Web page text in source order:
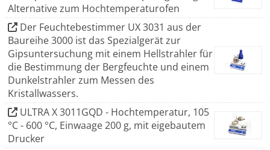
Feuchtebestimmern für verschiedene Anwendungen an,
darunter Geräte für hohe Temperaturen bis zu 600 °C,
Gipsuntersuchungen und die Bestimmung des
Metallgehalts in Spänen. Die Produkte zeichnen sich
durch Präzisions-Wägetechnik, einfache Bedienung,
robuste Bauweise und ein gutes Preis-Leistungs-
Verhältnis aus.
Alternative zum Hochtemperaturofen
Der Feuchtebestimmer UX 3031 aus der
Baureihe 3000 ist das Spezialgerät zur
Gipsuntersuchung mit einem Hellstrahler für
die Bestimmung der Bergfeuchte und einem
Dunkelstrahler zum Messen des
Kristallwassers.
ULTRA X 3011GQD - Hochtemperatur, 105
°C - 600 °C, Einwaage 200 g, mit eigebautem
Drucker